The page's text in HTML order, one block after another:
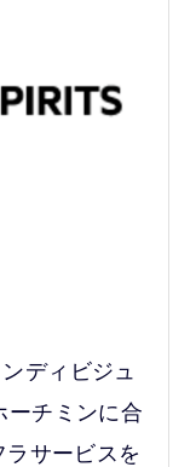
ディビジュ
ーチミンに合
サービスを